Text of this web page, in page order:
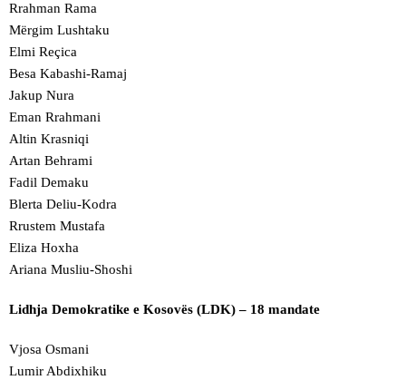
Rrahman Rama
Mërgim Lushtaku
Elmi Reçica
Besa Kabashi-Ramaj
Jakup Nura
Eman Rrahmani
Altin Krasniqi
Artan Behrami
Fadil Demaku
Blerta Deliu-Kodra
Rrustem Mustafa
Eliza Hoxha
Ariana Musliu-Shoshi
Lidhja Demokratike e Kosovës (LDK) – 18 mandate
Vjosa Osmani
Lumir Abdixhiku